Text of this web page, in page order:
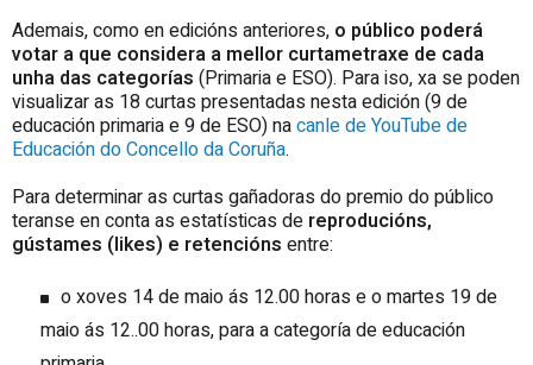
Ademais, como en edicións anteriores, o público poderá
votar a que considera a mellor curtametraxe de cada
unha das categorías (Primaria e ESO). Para iso, xa se poden
visualizar as 18 curtas presentadas nesta edición (9 de
educación primaria e 9 de ESO) nacanle de YouTube de
Educación do Concello da Coruña.
Para determinar as curtas gañadoras do premio do público
teranse en conta as estatísticas de reproducións,
gústames (likes) e retencións entre:
o xoves 14 de maio ás 12.00 horas e o martes 19 de
maio ás 12..00 horas, para a categoría de educación